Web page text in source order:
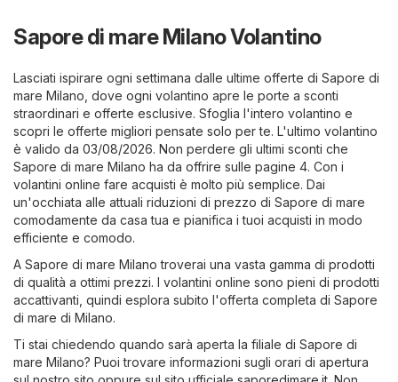
Sapore di mare Milano Volantino
Lasciati ispirare ogni settimana dalle ultime offerte di Sapore di
mare Milano, dove ogni volantino apre le porte a sconti
straordinari e offerte esclusive. Sfoglia l'intero volantino e
scopri le offerte migliori pensate solo per te. L'ultimo volantino
è valido da 03/08/2026. Non perdere gli ultimi sconti che
Sapore di mare Milano ha da offrire sulle pagine 4. Con i
volantini online fare acquisti è molto più semplice. Dai
un'occhiata alle attuali riduzioni di prezzo di Sapore di mare
comodamente da casa tua e pianifica i tuoi acquisti in modo
efficiente e comodo.
A Sapore di mare Milano troverai una vasta gamma di prodotti
di qualità a ottimi prezzi. I volantini online sono pieni di prodotti
accattivanti, quindi esplora subito l'offerta completa di Sapore
di mare di Milano.
Ti stai chiedendo quando sarà aperta la filiale di Sapore di
mare Milano? Puoi trovare informazioni sugli orari di apertura